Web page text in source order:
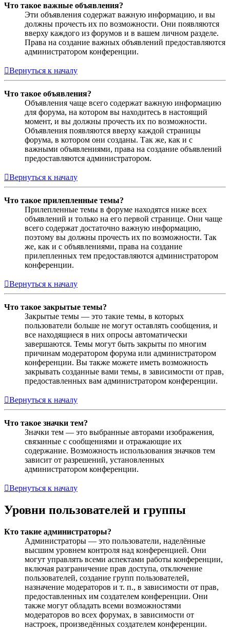
Что такое важные объявления?
Эти объявления содержат важную информацию, и вы
должны прочесть их по возможности. Они появляются
вверху каждого из форумов и в вашем личном разделе.
Права на создание важных объявлений предоставляются
администратором конференции.
Вернуться к началу
Что такое объявления?
Объявления чаще всего содержат важную информацию
для форума, на котором вы находитесь в настоящий
момент, и вы должны прочесть их по возможности.
Объявления появляются вверху каждой страницы
форума, в котором они созданы. Так же, как и с
важными объявлениями, права на создание объявлений
предоставляются администратором.
Вернуться к началу
Что такое прилепленные темы?
Прилепленные темы в форуме находятся ниже всех
объявлений и только на его первой странице. Они чаще
всего содержат достаточно важную информацию,
поэтому вы должны прочесть их по возможности. Так
же, как и с объявлениями, права на создание
прилепленных тем предоставляются администратором
конференции.
Вернуться к началу
Что такое закрытые темы?
Закрытые темы — это такие темы, в которых
пользователи больше не могут оставлять сообщения, и
все находящиеся в них опросы автоматически
завершаются. Темы могут быть закрыты по многим
причинам модератором форума или администратором
конференции. Вы также можете иметь возможность
закрывать созданные вами темы, в зависимости от прав,
предоставленных вам администратором конференции.
Вернуться к началу
Что такое значки тем?
Значки тем — это выбранные авторами изображения,
связанные с сообщениями и отражающие их
содержание. Возможность использования значков тем
зависит от разрешений, установленных
администратором конференции.
Вернуться к началу
Уровни пользователей и группы
Кто такие администраторы?
Администраторы — это пользователи, наделённые
высшим уровнем контроля над конференцией. Они
могут управлять всеми аспектами работы конференции,
включая разграничение прав доступа, отключение
пользователей, создание групп пользователей,
назначение модераторов и т. п., в зависимости от прав,
предоставленных им создателем конференции. Они
также могут обладать всеми возможностями
модераторов во всех форумах, в зависимости от
настроек, произведённых создателем конференции.